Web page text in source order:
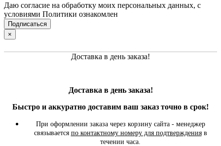
Даю согласие на обработку моих персональных данных, с
условиями Политики ознакомлен
×
Доставка в день заказа!
Доставка в день заказа!
Быстро и аккуратно доставим ваш заказ точно в срок!
При оформлении заказа через корзину сайта - менеджер
связывается по контактному номеру для подтвержденияв
течении часа.